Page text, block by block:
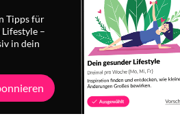
Tipps für
Lifestyle –
in dein